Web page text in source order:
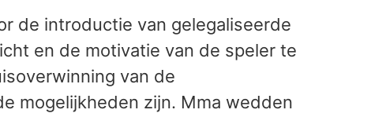
de introductie van gelegaliseerde
en de motivatie van de speler te
van de
mogelijkheden zijn. Mma wedden